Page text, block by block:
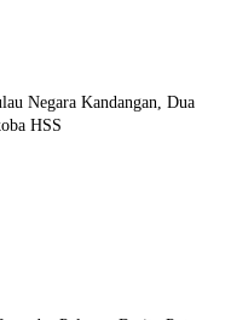
Negara Kandangan, Dua
HSS